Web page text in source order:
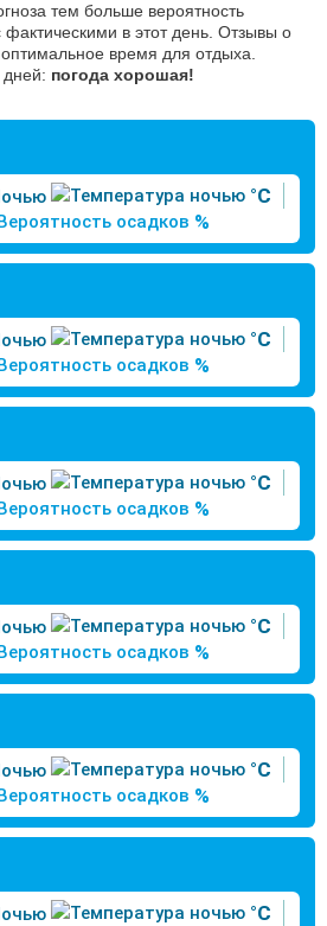
тем больше вероятность
в этот день. Отзывы о
время для отдыха.
погода хорошая!
°C
%
°C
%
°C
%
°C
%
°C
%
°C